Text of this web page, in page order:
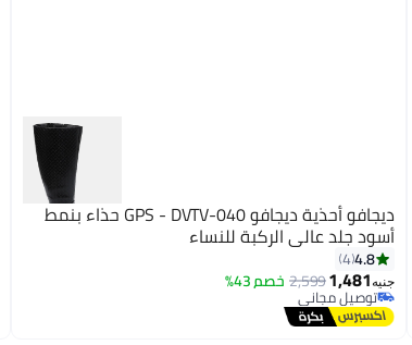
2
ديجافو أحذية ديجافو GPS - DVTV-040 حذاء بنمط
أسود جلد عالي الركبة للنساء
4.8
4
جنيه1,481
2,599خصم 43%
توصيل مجاني
توصيل مجاني